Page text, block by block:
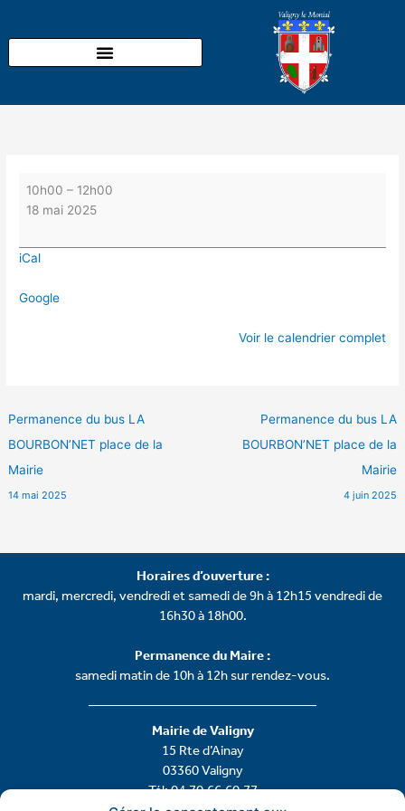
l'étang
Goule
chant
des
avec
NATURE
10h00 – 12h00
18 mai 2025
iCal
Google
Voir le calendrier complet
Permanence du bus LA
BOURBON’NET place de la
Mairie
14 mai 2025
Permanence du bus LA
BOURBON’NET place de la
Mairie
4 juin 2025
Mairie de Valigny
15 Rte d’Ainay
03360 Valigny
Tél: 04.70.66.60.77
Horaires d’ouverture :
mardi, mercredi, vendredi et samedi de 9h à 12h15 vendredi de
16h30 à 18h00.
Permanence du Maire :
samedi matin de 10h à 12h sur rendez-vous.